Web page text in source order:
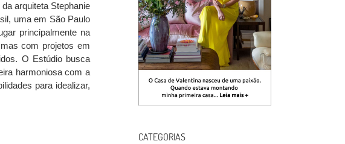
arquiteta Stephanie
uma em São Paulo
principalmente na
com projetos em
O Estúdio busca
harmoniosa com a
para idealizar,
CATEGORIAS